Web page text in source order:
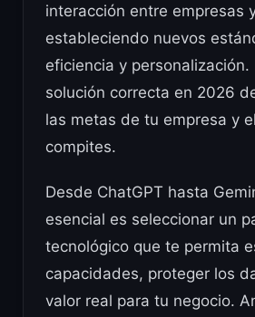
interacción entre empresas
estableciendo nuevos
eficiencia y personalización.
solución correcta en 2026
las metas de tu empresa y
compites.
Desde ChatGPT hasta
esencial es seleccionar un
tecnológico que te permita
capacidades, proteger los
valor real para tu negocio.